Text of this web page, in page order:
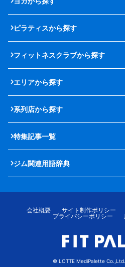
ピラティスから探す
フィットネスクラブから探す
エリアから探す
系列店から探す
特集記事一覧
ジム関連用語辞典
会社概要 サイト制作ポリシー
プライバシーポリシー
© LOTTE MediPalette